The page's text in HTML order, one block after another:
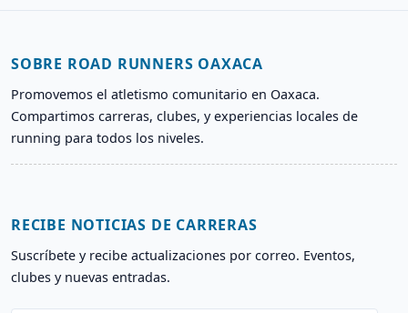
SOBRE ROAD RUNNERS OAXACA
Promovemos el atletismo comunitario en Oaxaca.
Compartimos carreras, clubes, y experiencias locales de
running para todos los niveles.
RECIBE NOTICIAS DE CARRERAS
Suscríbete y recibe actualizaciones por correo. Eventos,
clubes y nuevas entradas.